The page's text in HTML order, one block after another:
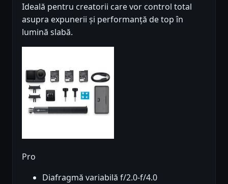
Ideală pentru creatorii care vor control total
asupra expunerii și performanță de top în
lumină slabă.
Pro
Diafragmă variabilă f/2.0-f/4.0